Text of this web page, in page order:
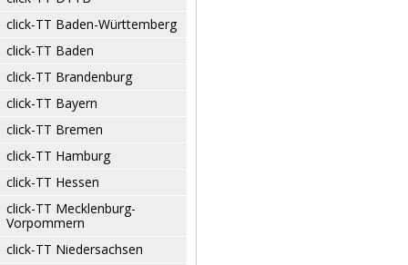
click-TT Baden-Württemberg
click-TT Baden
click-TT Brandenburg
click-TT Bayern
click-TT Bremen
click-TT Hamburg
click-TT Hessen
click-TT Mecklenburg-
Vorpommern
click-TT Niedersachsen